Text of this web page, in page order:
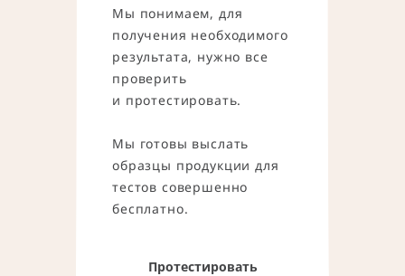
Протестировать
Мы понимаем, для
получения необходимого
результата, нужно все
проверить
и протестировать.
Мы готовы выслать
образцы продукции для
тестов совершенно
бесплатно.